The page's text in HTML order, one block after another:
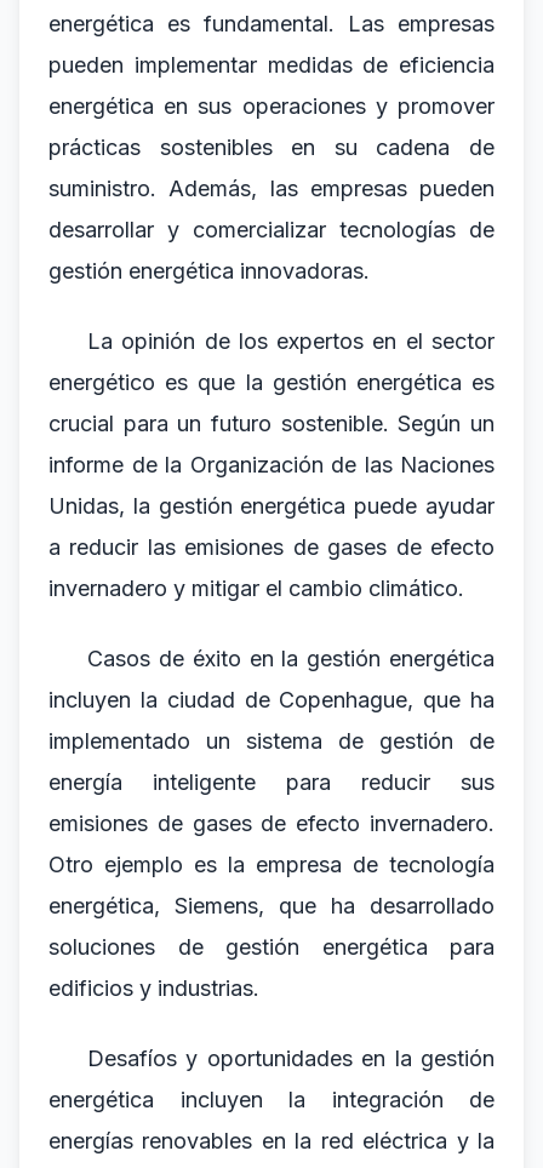
energética es fundamental. Las empresas
pueden implementar medidas de eficiencia
energética en sus operaciones y promover
prácticas sostenibles en su cadena de
suministro. Además, las empresas pueden
desarrollar y comercializar tecnologías de
gestión energética innovadoras.
La opinión de los expertos en el sector
energético es que la gestión energética es
crucial para un futuro sostenible. Según un
informe de la Organización de las Naciones
Unidas, la gestión energética puede ayudar
a reducir las emisiones de gases de efecto
invernadero y mitigar el cambio climático.
Casos de éxito en la gestión energética
incluyen la ciudad de Copenhague, que ha
implementado un sistema de gestión de
energía inteligente para reducir sus
emisiones de gases de efecto invernadero.
Otro ejemplo es la empresa de tecnología
energética, Siemens, que ha desarrollado
soluciones de gestión energética para
edificios y industrias.
Desafíos y oportunidades en la gestión
energética incluyen la integración de
energías renovables en la red eléctrica y la